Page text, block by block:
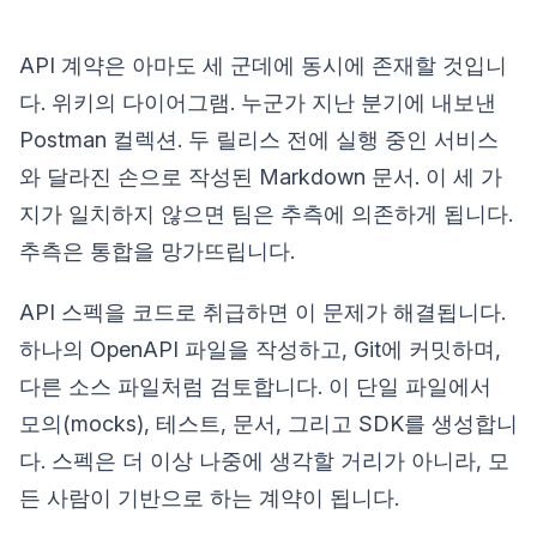
API 계약은 아마도 세 군데에 동시에 존재할 것입니
다. 위키의 다이어그램. 누군가 지난 분기에 내보낸
Postman 컬렉션. 두 릴리스 전에 실행 중인 서비스
와 달라진 손으로 작성된 Markdown 문서. 이 세 가
지가 일치하지 않으면 팀은 추측에 의존하게 됩니다.
추측은 통합을 망가뜨립니다.
API 스펙을 코드로 취급하면 이 문제가 해결됩니다.
하나의 OpenAPI 파일을 작성하고, Git에 커밋하며,
다른 소스 파일처럼 검토합니다. 이 단일 파일에서
모의(mocks), 테스트, 문서, 그리고 SDK를 생성합니
다. 스펙은 더 이상 나중에 생각할 거리가 아니라, 모
든 사람이 기반으로 하는 계약이 됩니다.